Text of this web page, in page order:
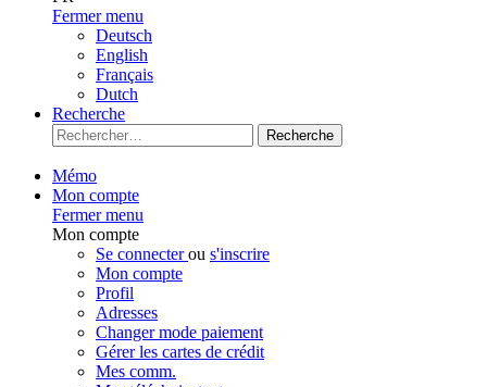
Fermer menu
Deutsch
English
Français
Dutch
Recherche
Recherche
Mémo
Mon compte
Fermer menu
Mon compte
Se connecterou s'inscrire
Mon compte
Profil
Adresses
Changer mode paiement
Gérer les cartes de crédit
Mes comm.